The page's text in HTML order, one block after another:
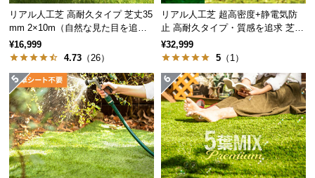
証
に
つ
い
て
会
員
規
約
に
5種のこだわりミックス葉
5種類
の色や形が違う葉をミックスすることで、天然
芝のようなリアリティーを再現しました。
リアル人工芝 高耐久タイプ 芝丈35
mm 2×10m（自然な見た目を追
求・U字ピン付属）
¥16,999
4.73 （26）
リアル人工芝 超高密度+静電気防
止 高耐久タイプ・質感を追求 芝丈
35mm 2×10m
¥32,999
5 （1）